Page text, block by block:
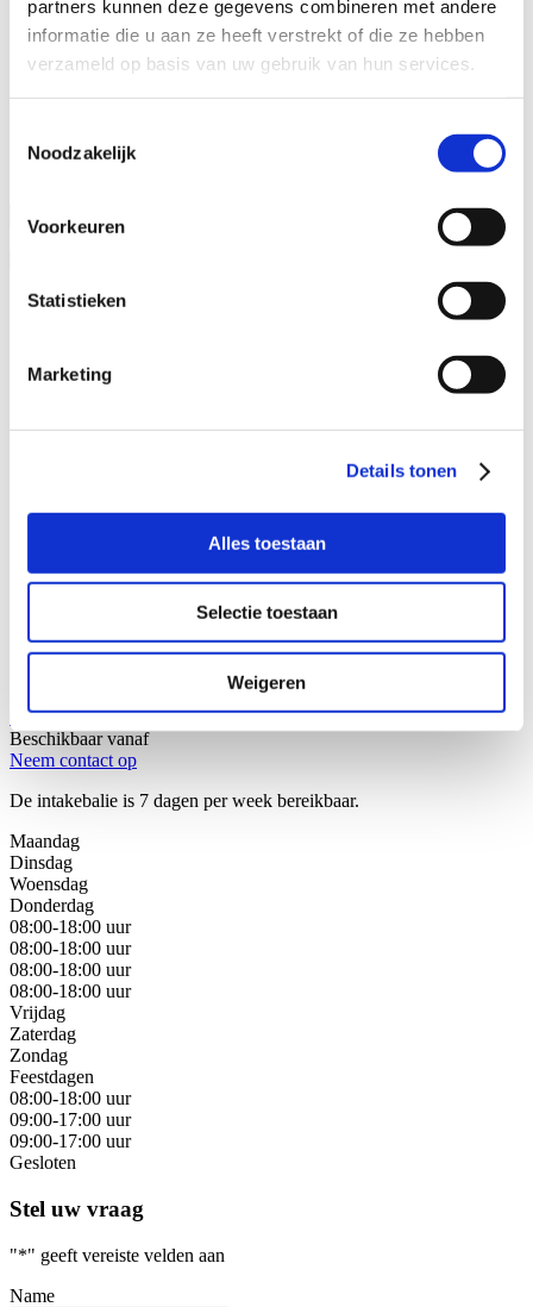
partners kunnen deze gegevens combineren met andere
informatie die u aan ze heeft verstrekt of die ze hebben
verzameld op basis van uw gebruik van hun services.
Noodzakelijk
Voorkeuren
Statistieken
Marketing
Details tonen
Alles toestaan
Selectie toestaan
Weigeren
Specialisaties
Advocaat alimentatie
Alimentatie incasseren
Echtscheiding
Partneralimentatie
Ervaringsjaren
Specialisatieverenigingen
ADR.MED®
Filters:
Wij helpen u graag!
Stap 1: Bel of mail onze juristen van de intakebalie
Stap 3: Kies de beste oplossing voor uw situatie
088 - 629 00 40
Beschikbaar vanaf
Neem contact op
De intakebalie is 7 dagen per week bereikbaar.
Maandag
Dinsdag
Woensdag
Donderdag
08:00-18:00 uur
08:00-18:00 uur
08:00-18:00 uur
08:00-18:00 uur
Vrijdag
Zaterdag
Zondag
Feestdagen
08:00-18:00 uur
09:00-17:00 uur
09:00-17:00 uur
Gesloten
Stel uw vraag
"*" geeft vereiste velden aan
Name